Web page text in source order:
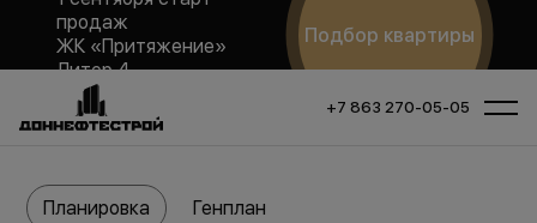
продаж
ЖК «Притяжение»
Литер 4
Подбор квартиры
+7 863 270-05-05
Планировка Генплан